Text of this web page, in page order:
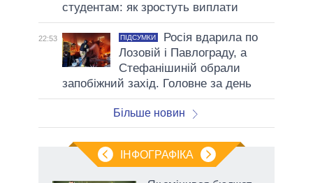
студентам: як зростуть виплати
22:53 ПІДСУМКИ
Росія вдарила по
Лозовій і Павлограду, а
Стефанішиній обрали
запобіжний захід. Головне за день
Більше новин
ІНФОГРАФІКА